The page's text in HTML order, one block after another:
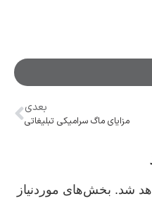
بعدی
مزایای ماگ سرامیکی تبلیغاتی
شد. بخش‌های موردنیاز